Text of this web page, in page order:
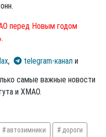
перед Новым годом
, telegram-канал и
самые важные новости
и ХМАО.
автозимники дороги